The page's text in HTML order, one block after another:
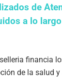
de
a lo
financia
de la salud